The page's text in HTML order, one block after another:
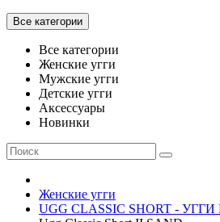
Все категории
Все категории
Женские угги
Мужские угги
Детские угги
Аксессуары
Новинки
Женские угги
UGG CLASSIC SHORT -